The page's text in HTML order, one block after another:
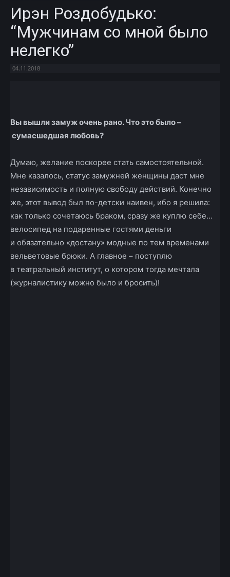
Ирэн Роздобудько:
“Мужчинам со мной было
нелегко”
04.11.2018
Вы вышли замуж очень рано. Что это было –
сумасшедшая любовь?
Думаю, желание поскорее стать самостоятельной.
Мне казалось, статус замужней женщины даст мне
независимость и полную свободу действий. Конечно
же, этот вывод был по-детски наивен, ибо я решила:
как только сочетаюсь браком, сразу же куплю себе…
велосипед на подаренные гостями деньги
и обязательно «достану» модные по тем временами
вельветовые брюки. А главное – поступлю
в театральный институт, о котором тогда мечтала
(журналистику можно было и бросить)!